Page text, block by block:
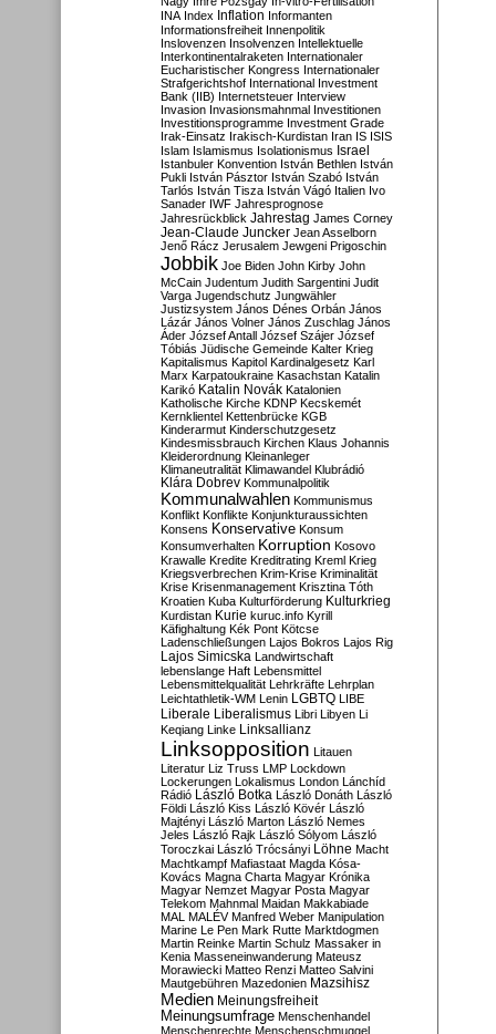
INA Index Inflation Informanten
Informationsfreiheit Innenpolitik
Inslovenzen Insolvenzen Intellektuelle
Interkontinentalraketen Internationaler
Eucharistischer Kongress Internationaler
Strafgerichtshof International Investment
Bank (IIB) Internetsteuer Interview
Invasion Invasionsmahnmal Investitionen
Investitionsprogramme Investment Grade
Irak-Einsatz Irakisch-Kurdistan Iran IS ISIS
Islam Islamismus Isolationismus Israel
Istanbuler Konvention István Bethlen István
Pukli István Pásztor István Szabó István
Tarlós István Tisza István Vágó Italien Ivo
Sanader IWF Jahresprognose
Jahresrückblick Jahrestag James Corney
Jean-Claude Juncker Jean Asselborn
Jenő Rácz Jerusalem Jewgeni Prigoschin
Jobbik Joe Biden John Kirby John
McCain Judentum Judith Sargentini Judit
Varga Jugendschutz Jungwähler
Justizsystem János Dénes Orbán János
Lázár János Volner János Zuschlag János
Áder József Antall József Szájer József
Tóbiás Jüdische Gemeinde Kalter Krieg
Kapitalismus Kapitol Kardinalgesetz Karl
Marx Karpatoukraine Kasachstan Katalin
Karikó Katalin Novák Katalonien
Katholische Kirche KDNP Kecskemét
Kernklientel Kettenbrücke KGB
Kinderarmut Kinderschutzgesetz
Kindesmissbrauch Kirchen Klaus Johannis
Kleiderordnung Kleinanleger
Klimaneutralität Klimawandel Klubrádió
Klára Dobrev Kommunalpolitik
Kommunalwahlen Kommunismus
Konflikt Konflikte Konjunkturaussichten
Konsens Konservative Konsum
Konsumverhalten Korruption Kosovo
Krawalle Kredite Kreditrating Kreml Krieg
Kriegsverbrechen Krim-Krise Kriminalität
Krise Krisenmanagement Krisztina Tóth
Kroatien Kuba Kulturförderung Kulturkrieg
Kurdistan Kurie kuruc.info Kyrill
Käfighaltung Kék Pont Kötcse
Ladenschließungen Lajos Bokros Lajos Rig
Lajos Simicska Landwirtschaft
lebenslange Haft Lebensmittel
Lebensmittelqualität Lehrkräfte Lehrplan
Leichtathletik-WM Lenin LGBTQ LIBE
Liberale Liberalismus Libri Libyen Li
Keqiang Linke Linksallianz
Linksopposition Litauen
Literatur Liz Truss LMP Lockdown
Lockerungen Lokalismus London Lánchíd
Rádió
László Botka László Donáth László
Földi László Kiss László Kövér László
Majtényi László Marton László Nemes
Jeles László Rajk László Sólyom László
Toroczkai László Trócsányi Löhne Macht
Machtkampf Mafiastaat Magda Kósa-
Kovács Magna Charta Magyar Krónika
Magyar Nemzet Magyar Posta Magyar
Telekom Mahnmal Maidan Makkabiade
MAL MALÉV Manfred Weber Manipulation
Marine Le Pen Mark Rutte Marktdogmen
Martin Reinke Martin Schulz Massaker in
Kenia Masseneinwanderung Mateusz
Morawiecki Matteo Renzi Matteo Salvini
Mautgebühren Mazedonien Mazsihisz
Medien Meinungsfreiheit
Meinungsumfrage Menschenhandel
Menschenrechte Menschenschmuggel